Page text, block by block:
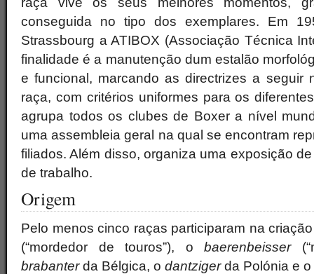
conseguida no tipo dos exemplares. Em
Strassbourg a ATIBOX (Associação Técnica
finalidade é a manutenção dum estalão
e funcional, marcando as directrizes a seguir
raça, com critérios uniformes para os
agrupa todos os clubes de Boxer a nível
uma assembleia geral na qual se encontram
filiados. Além disso, organiza uma exposição
de trabalho.
Origem
Pelo menos cinco raças participaram na
(“mordedor de touros”), o baerenbeisser
brabanterda Bélgica, o dantzigerda Polónia e o